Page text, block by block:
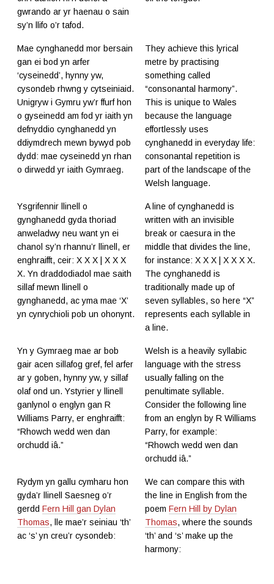
gwrando ar yr haenau o sain
sy’n llifo o’r tafod.
Mae cynghanedd mor bersain
gan ei bod yn arfer
‘cyseinedd’, hynny yw,
cysondeb rhwng y cytseiniaid.
Unigryw i Gymru yw’r ffurf hon
o gyseinedd am fod yr iaith yn
defnyddio cynghanedd yn
ddiymdrech mewn bywyd pob
dydd: mae cyseinedd yn rhan
o dirwedd yr iaith Gymraeg.
They achieve this lyrical
metre by practising
something called
“consonantal harmony”.
This is unique to Wales
because the language
effortlessly uses
cynghanedd in everyday life:
consonantal repetition is
part of the landscape of the
Welsh language.
Ysgrifennir llinell o
gynghanedd gyda thoriad
anweladwy neu want yn ei
chanol sy’n rhannu’r llinell, er
enghraifft, ceir: X X X | X X X
X. Yn draddodiadol mae saith
sillaf mewn llinell o
gynghanedd, ac yma mae ‘X’
yn cynrychioli pob un ohonynt.
A line of cynghanedd is
written with an invisible
break or caesura in the
middle that divides the line,
for instance: X X X | X X X X.
The cynghanedd is
traditionally made up of
seven syllables, so here “X”
represents each syllable in
a line.
Yn y Gymraeg mae ar bob
gair acen sillafog gref, fel arfer
ar y goben, hynny yw, y sillaf
olaf ond un. Ystyrier y llinell
ganlynol o englyn gan R
Williams Parry, er enghraifft:
“Rhowch wedd wen dan
orchudd iâ.”
Welsh is a heavily syllabic
language with the stress
usually falling on the
penultimate syllable.
Consider the following line
from an englyn by R Williams
Parry, for example:
“Rhowch wedd wen dan
orchudd iâ.”
Rydym yn gallu cymharu hon
gyda’r llinell Saesneg o’r
gerdd Fern Hill gan Dylan
Thomas, lle mae’r seiniau ‘th’
ac ‘s’ yn creu’r cysondeb:
We can compare this with
the line in English from the
poem Fern Hill by Dylan
Thomas, where the sounds
‘th’ and ‘s’ make up the
harmony: